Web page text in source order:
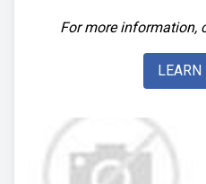
For more information,
LEARN